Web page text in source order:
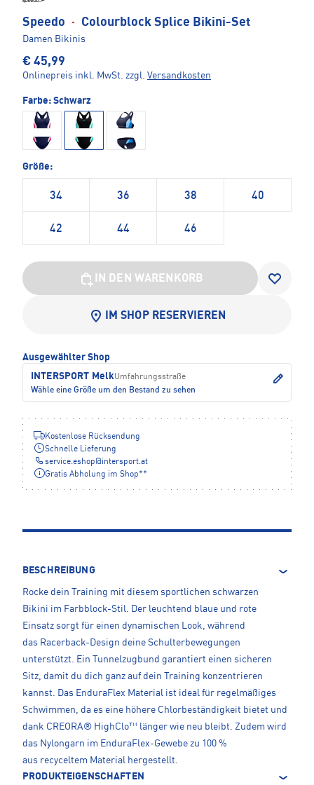
Speedo · Colourblock Splice Bikini-Set
Damen Bikinis
€ 45,99
Onlinepreis inkl. MwSt. zzgl. Versandkosten
Farbe: Schwarz
Größe:
34 36 38 40
42 44 46
IN DEN WARENKORB
IM SHOP RESERVIEREN
Ausgewählter Shop
INTERSPORT MelkUmfahrungsstraße
Wähle eine Größe um den Bestand zu sehen
Kostenlose Rücksendung
Schnelle Lieferung
service.eshop@intersport.at
Gratis Abholung im Shop**
BESCHREIBUNG
Rocke dein Training mit diesem sportlichen schwarzen
Bikini im Farbblock-Stil. Der leuchtend blaue und rote
Einsatz sorgt für einen dynamischen Look, während
das Racerback-Design deine Schulterbewegungen
unterstützt. Ein Tunnelzugbund garantiert einen sicheren
Sitz, damit du dich ganz auf dein Training konzentrieren
kannst. Das EnduraFlex Material ist ideal für regelmäßiges
Schwimmen, da es eine höhere Chlorbeständigkeit bietet und
dank CREORA® HighClo™ länger wie neu bleibt. Zudem wird
das Nylongarn im EnduraFlex-Gewebe zu 100 %
aus recyceltem Material hergestellt.
PRODUKTEIGENSCHAFTEN